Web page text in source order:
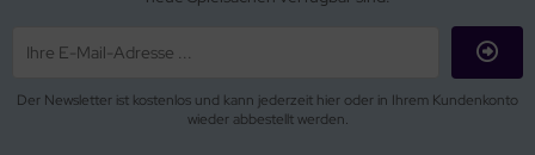
Der Newsletter ist kostenlos und kann jederzeit hier oder in Ihrem Kundenkonto
wieder abbestellt werden.